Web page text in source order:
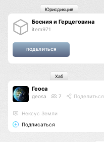
Босния и Герцеговина
item971
Юрисдикция
Геоса
geosa 7 Поделиться
Нексус Земли
Подписаться
Хаб